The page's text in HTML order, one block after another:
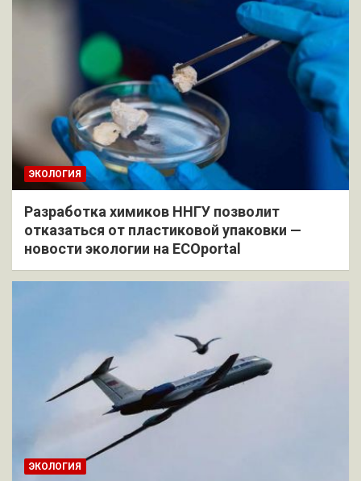
ЭКОЛОГИЯ
Разработка химиков ННГУ позволит
отказаться от пластиковой упаковки —
новости экологии на ECOportal
ЭКОЛОГИЯ